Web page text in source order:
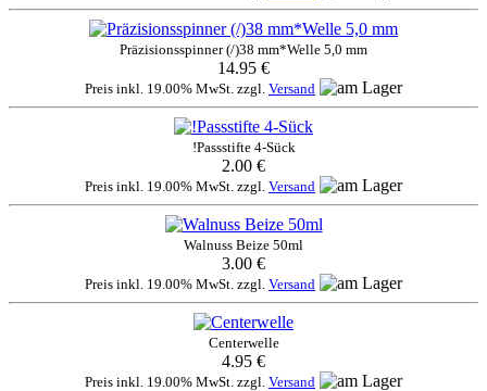
Präzisionsspinner (/)38 mm*Welle 5,0 mm
14.95 €
Preis inkl. 19.00% MwSt. zzgl. Versand
!Passstifte 4-Sück
2.00 €
Preis inkl. 19.00% MwSt. zzgl. Versand
Walnuss Beize 50ml
3.00 €
Preis inkl. 19.00% MwSt. zzgl. Versand
Centerwelle
4.95 €
Preis inkl. 19.00% MwSt. zzgl. Versand